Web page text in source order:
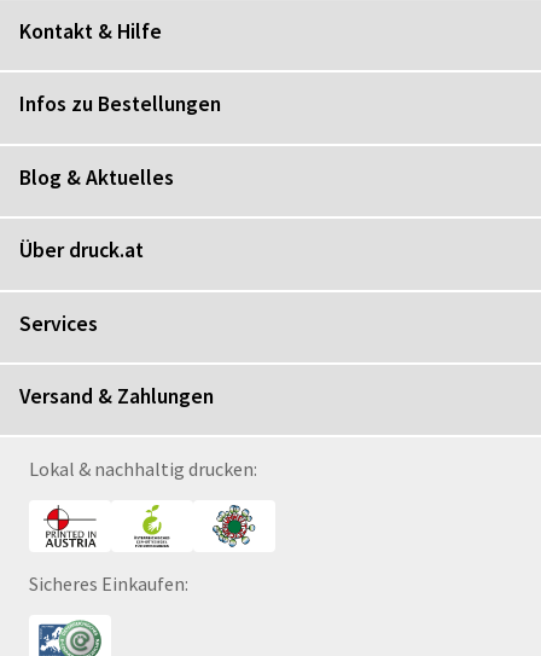
Kontakt & Hilfe
Infos zu Bestellungen
Blog & Aktuelles
Über druck.at
Services
Versand & Zahlungen
Lokal & nachhaltig drucken:
Sicheres Einkaufen: